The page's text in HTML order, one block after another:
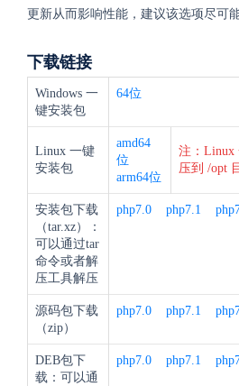
更新从而影响性能，建议该选项尽可
下载链接
Windows 一
键安装包
64位
Linux 一键
安装包
amd64
位
arm64位
注：Linux
压到 /opt
安装包下载
（tar.xz）：
可以通过tar
命令或者解
压工具解压
php7.0 php7.1
源码包下载
（zip）
php7.0 php7.1
DEB包下
载：可以通
php7.0 php7.1